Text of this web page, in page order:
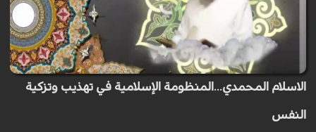
الاسلام المحمدي...المنظومة الإسلامية في تهذيب وتزكية
النفس